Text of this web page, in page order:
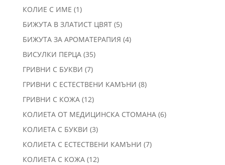
КОЛИЕ С ИМЕ 11
продукт
БИЖУТА В ЗЛАТИСТ ЦВЯТ 55
продукта
БИЖУТА ЗА АРОМАТЕРАПИЯ 44
ВИСУЛКИ ПЕРЦА 3535
ГРИВНИ С БУКВИ 77
продукта
ГРИВНИ С ЕСТЕСТВЕНИ КАМЪНИ 88
ГРИВНИ С КОЖА 1212
продукта
КОЛИЕТА ОТ МЕДИЦИНСКА СТОМАНА 66
КОЛИЕТА С БУКВИ 33
продукта
КОЛИЕТА С ЕСТЕСТВЕНИ КАМЪНИ 77
КОЛИЕТА С КОЖА 1212